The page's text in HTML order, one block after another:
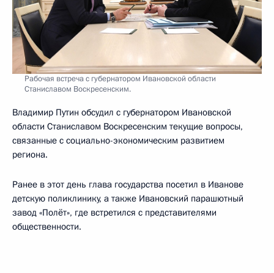
Рабочая встреча с губернатором Ивановской области
Станиславом Воскресенским.
Владимир Путин обсудил с губернатором Ивановской
области Станиславом Воскресенским текущие вопросы,
связанные с социально-экономическим развитием
региона.
Ранее в этот день глава государства посетил в Иванове
детскую поликлинику, а также Ивановский парашютный
завод «Полёт», где встретился с представителями
общественности.